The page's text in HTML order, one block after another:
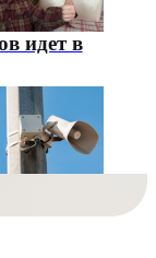
идет в